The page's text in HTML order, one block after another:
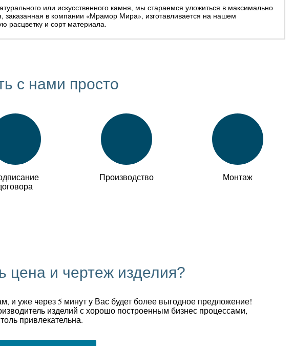
или искусственного камня, мы стараемся уложиться в максимально
заказанная в компании «Мрамор Мира», изготавливается на нашем
расцветку и сорт материала.
с нами просто
Производство Монтаж
цена и чертеж изделия?
и уже через 5 минут у Вас будет более выгодное предложение!
изделий с хорошо построенным бизнес процессами,
привлекательна.